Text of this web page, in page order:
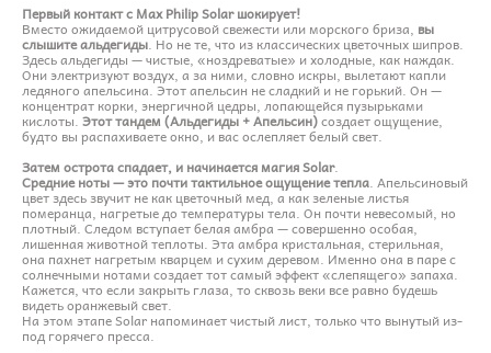
Первый контакт с Max Philip Solar шокирует!
Вместо ожидаемой цитрусовой свежести или морского бриза, вы
слышите альдегиды. Но не те, что из классических цветочных шипров.
Здесь альдегиды — чистые, «ноздреватые» и холодные, как наждак.
Они электризуют воздух, а за ними, словно искры, вылетают капли
ледяного апельсина. Этот апельсин не сладкий и не горький. Он —
концентрат корки, энергичной цедры, лопающейся пузырьками
кислоты. Этот тандем (Альдегиды + Апельсин)создает ощущение,
будто вы распахиваете окно, и вас ослепляет белый свет.
Затем острота спадает, и начинается магия Solar.
Средние ноты — это почти тактильное ощущение тепла. Апельсиновый
цвет здесь звучит не как цветочный мед, а как зеленые листья
померанца, нагретые до температуры тела. Он почти невесомый, но
плотный. Следом вступает белая амбра — совершенно особая,
лишенная животной теплоты. Эта амбра кристальная, стерильная,
она пахнет нагретым кварцем и сухим деревом. Именно она в паре с
солнечными нотами создает тот самый эффект «слепящего» запаха.
Кажется, что если закрыть глаза, то сквозь веки все равно будешь
видеть оранжевый свет.
На этом этапе Solar напоминает чистый лист, только что вынутый из-
под горячего пресса.